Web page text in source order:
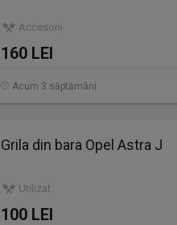
Accesorii
160 LEI
Acum 3 săptămâni
Grila din bara Opel Astra J
Utilizat
100 LEI